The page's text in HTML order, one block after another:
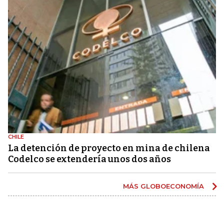
CHILE
La detención de proyecto en mina de chilena
Codelco se extendería unos dos años
MÁS GLOBOECONOMÍA